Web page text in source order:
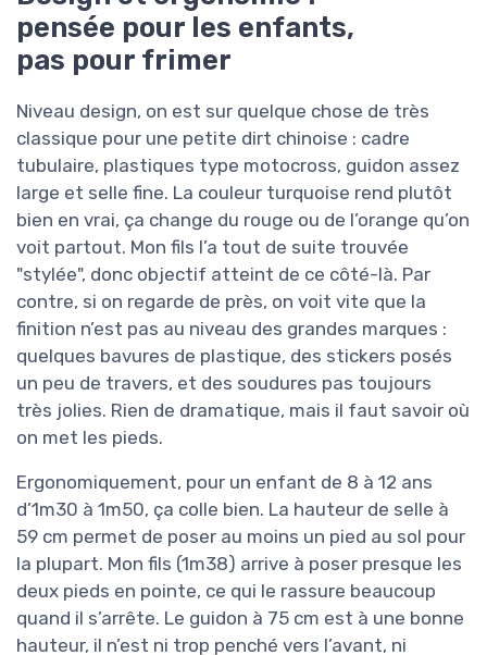
pensée pour les enfants,
pas pour frimer
Niveau design, on est sur quelque chose de très
classique pour une petite dirt chinoise : cadre
tubulaire, plastiques type motocross, guidon assez
large et selle fine. La couleur turquoise rend plutôt
bien en vrai, ça change du rouge ou de l’orange qu’on
voit partout. Mon fils l’a tout de suite trouvée
"stylée", donc objectif atteint de ce côté-là. Par
contre, si on regarde de près, on voit vite que la
finition n’est pas au niveau des grandes marques :
quelques bavures de plastique, des stickers posés
un peu de travers, et des soudures pas toujours
très jolies. Rien de dramatique, mais il faut savoir où
on met les pieds.
Ergonomiquement, pour un enfant de 8 à 12 ans
d’1m30 à 1m50, ça colle bien. La hauteur de selle à
59 cm permet de poser au moins un pied au sol pour
la plupart. Mon fils (1m38) arrive à poser presque les
deux pieds en pointe, ce qui le rassure beaucoup
quand il s’arrête. Le guidon à 75 cm est à une bonne
hauteur, il n’est ni trop penché vers l’avant, ni